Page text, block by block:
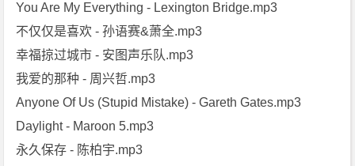
You Are My Everything - Lexington Bridge.mp3
不仅仅是喜欢 - 孙语赛&萧全.mp3
幸福掠过城市 - 安图声乐队.mp3
我爱的那种 - 周兴哲.mp3
Anyone Of Us (Stupid Mistake) - Gareth Gates.mp3
Daylight - Maroon 5.mp3
永久保存 - 陈柏宇.mp3